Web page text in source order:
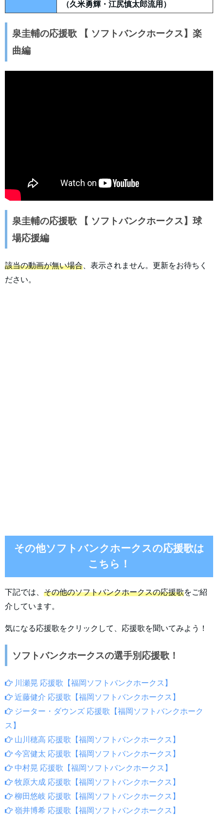
（久米勇輝・江尻慎太郎流用）
泉圭輔の応援歌 【 ソフトバンクホークス】楽
曲編
泉圭輔の応援歌 【 ソフトバンクホークス】球
場応援編
該当の動画が無い場合 、表示されません。更新をお待ちく
ださい。
その他ソフトバンクホークスの応援歌は
こちら！
下記では、 その他のソフトバンクホークスの応援歌をご紹
介しています。
気になる応援歌をクリックして、応援歌を聞いてみよう！
ソフトバンクホークスの選手別応援歌！
川瀬晃 応援歌【福岡ソフトバンクホークス】
近藤健介 応援歌【福岡ソフトバンクホークス】
ジーター・ダウンズ 応援歌【福岡ソフトバンクホーク
ス】
山川穂高 応援歌【福岡ソフトバンクホークス】
今宮健太 応援歌【福岡ソフトバンクホークス】
中村晃 応援歌【福岡ソフトバンクホークス】
牧原大成 応援歌【福岡ソフトバンクホークス】
柳田悠岐 応援歌【福岡ソフトバンクホークス】
嶺井博希 応援歌【福岡ソフトバンクホークス】